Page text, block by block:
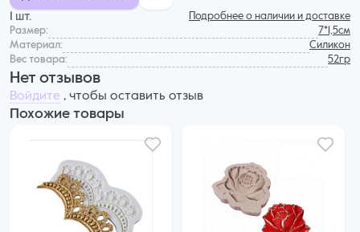
1 шт.
Подробнее о наличии и доставке
Размер:
7*1,5см
Материал:
Силикон
Вес товара:
52гр
Нет отзывов
Войдите , чтобы оставить отзыв
Похожие товары